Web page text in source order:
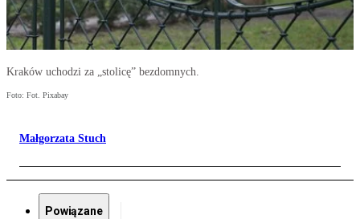
Kraków uchodzi za „stolicę” bezdomnych.
Foto: Fot. Pixabay
Małgorzata Stuch
Powiązane